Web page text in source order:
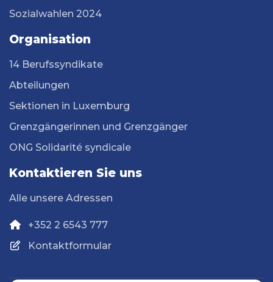
Sozialwahlen 2024
Organisation
14 Berufssyndikate
Abteilungen
Sektionen in Luxemburg
Grenzgängerinnen und Grenzgänger
ONG Solidarité syndicale
Kontaktieren Sie uns
Alle unsere Adressen
+352 2 6543 777
Kontaktformular